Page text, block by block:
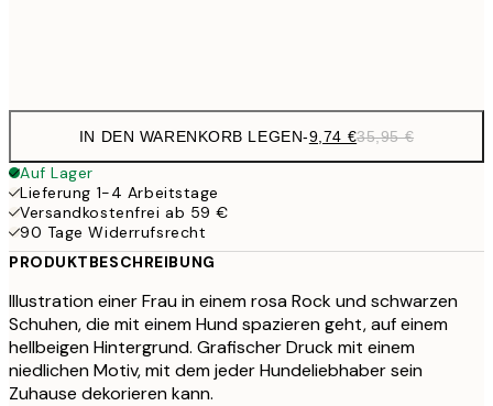
IN DEN WARENKORB LEGEN-9,74 €35,95 €
Auf Lager
Lieferung 1-4 Arbeitstage
Versandkostenfrei ab 59 €
90 Tage Widerrufsrecht
PRODUKTBESCHREIBUNG
Illustration einer Frau in einem rosa Rock und schwarzen
Schuhen, die mit einem Hund spazieren geht, auf einem
hellbeigen Hintergrund. Grafischer Druck mit einem
niedlichen Motiv, mit dem jeder Hundeliebhaber sein
Zuhause dekorieren kann.